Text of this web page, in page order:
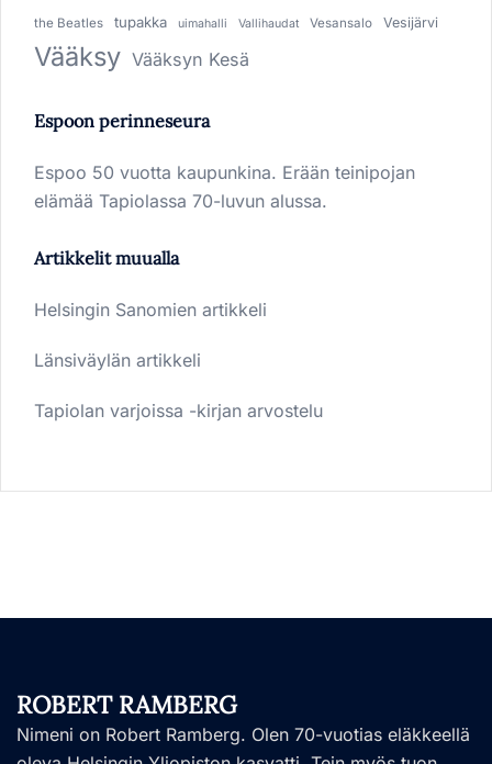
the Beatles tupakka uimahalli Vallihaudat Vesansalo Vesijärvi
Vääksy Vääksyn Kesä
Espoon perinneseura
Espoo 50 vuotta kaupunkina. Erään teinipojan
elämää Tapiolassa 70-luvun alussa.
Artikkelit muualla
Helsingin Sanomien artikkeli
Länsiväylän artikkeli
Tapiolan varjoissa -kirjan arvostelu
ROBERT RAMBERG
Nimeni on Robert Ramberg. Olen 70-vuotias eläkkeellä